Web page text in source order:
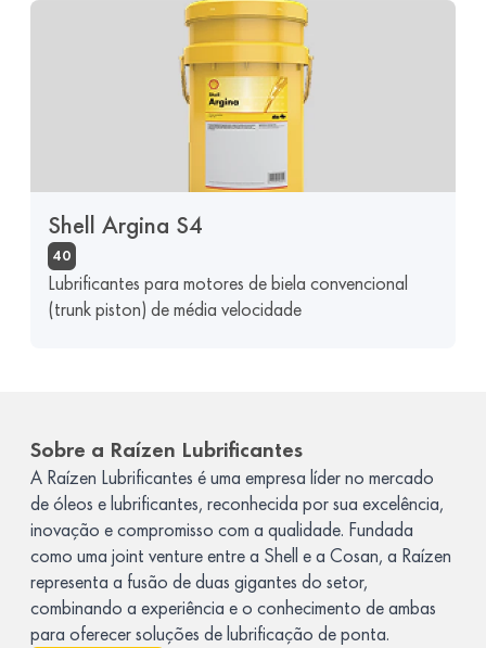
Shell Argina S4
40
Lubrificantes para motores de biela convencional
(trunk piston) de média velocidade
Sobre a Raízen Lubrificantes
A Raízen Lubrificantes é uma empresa líder no mercado
de óleos e lubrificantes, reconhecida por sua excelência,
inovação e compromisso com a qualidade. Fundada
como uma joint venture entre a Shell e a Cosan, a Raízen
representa a fusão de duas gigantes do setor,
combinando a experiência e o conhecimento de ambas
para oferecer soluções de lubrificação de ponta.